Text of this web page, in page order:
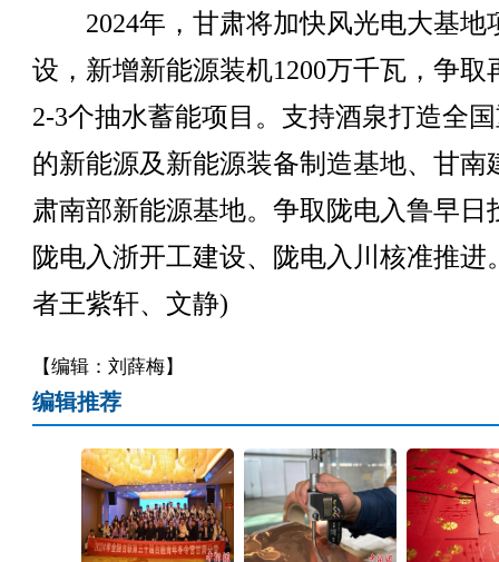
2024年，甘肃将加快风光电大基地
设，新增新能源装机1200万千瓦，争取
2-3个抽水蓄能项目。支持酒泉打造全
的新能源及新能源装备制造基地、甘南
肃南部新能源基地。争取陇电入鲁早日
陇电入浙开工建设、陇电入川核准推进
者王紫轩、文静)
【编辑：刘薛梅】
编辑推荐